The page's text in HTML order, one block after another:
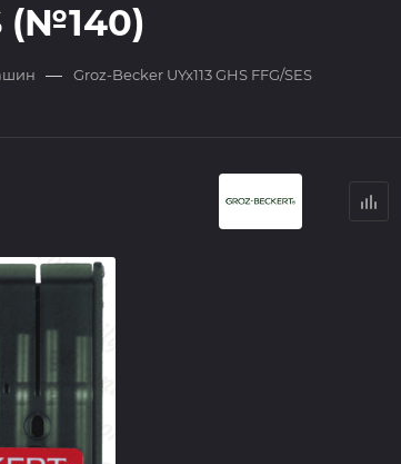
(№140)
— Groz-Becker UYx113 GHS FFG/SES